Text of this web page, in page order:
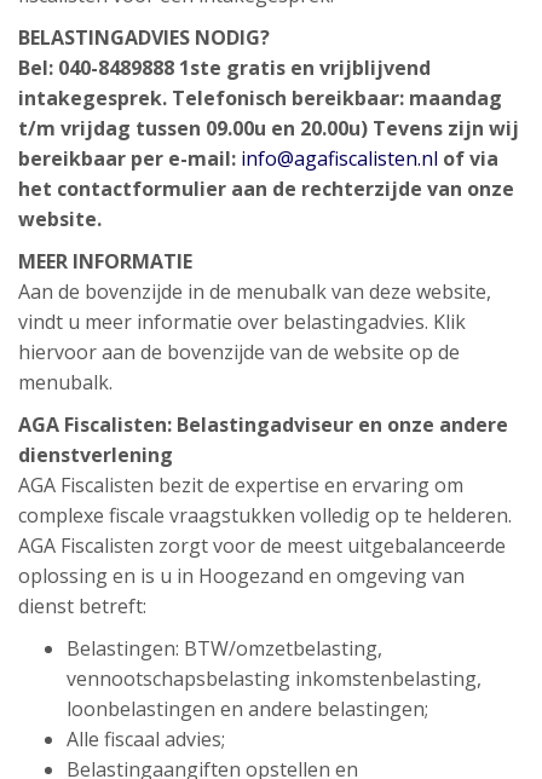
BELASTINGADVIES NODIG?
Bel: 040-8489888 1ste gratis en vrijblijvend
intakegesprek. Telefonisch bereikbaar: maandag
t/m vrijdag tussen 09.00u en 20.00u) Tevens zijn wij
bereikbaar per e-mail: info@agafiscalisten.nl of via
het contactformulier aan de rechterzijde van onze
website.
MEER INFORMATIE
Aan de bovenzijde in de menubalk van deze website,
vindt u meer informatie over belastingadvies. Klik
hiervoor aan de bovenzijde van de website op de
menubalk.
AGA Fiscalisten: Belastingadviseur en onze andere
dienstverlening
AGA Fiscalisten bezit de expertise en ervaring om
complexe fiscale vraagstukken volledig op te helderen.
AGA Fiscalisten zorgt voor de meest uitgebalanceerde
oplossing en is u in Hoogezand en omgeving van
dienst betreft:
Belastingen: BTW/omzetbelasting,
vennootschapsbelasting inkomstenbelasting,
loonbelastingen en andere belastingen;
Alle fiscaal advies;
Belastingaangiften opstellen en